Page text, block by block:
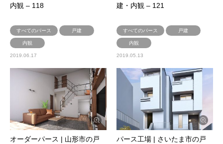
内観 – 118
すべてのパース 戸建
内観
2019.06.17
建・内観 – 121
すべてのパース 戸建
内観
2019.05.13
オーダーパース | 山形市の戸
パース工場 | さいたま市の戸